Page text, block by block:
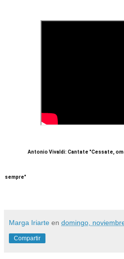
Antonio Vivaldi: Cantate "Cessate, omai
sempre"
Marga Iriarte en domingo,
Compartir